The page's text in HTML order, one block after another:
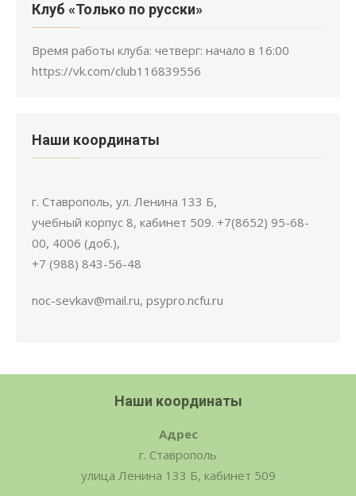
Клуб «Только по русски»
Время работы клуба: четверг: начало в 16:00
https://vk.com/club116839556
Наши координаты
г. Ставрополь, ул. Ленина 133 Б,
учебный корпус 8, кабинет 509. +7(8652) 95-68-
00, 4006 (доб.),
+7 (988) 843-56-48
noc-sevkav@mail.ru, psypro.ncfu.ru
Наши координаты
Адрес
г. Ставрополь
улица Ленина 133 Б, кабинет 509